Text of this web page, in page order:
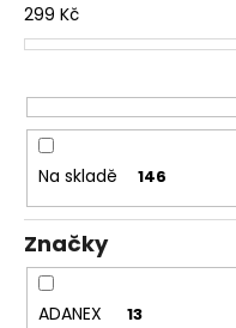
r
o
u
k
ů
299 Kč
Na skladě 146
Značky
ADANEX 13
D
o
p
o
r
u
č
u